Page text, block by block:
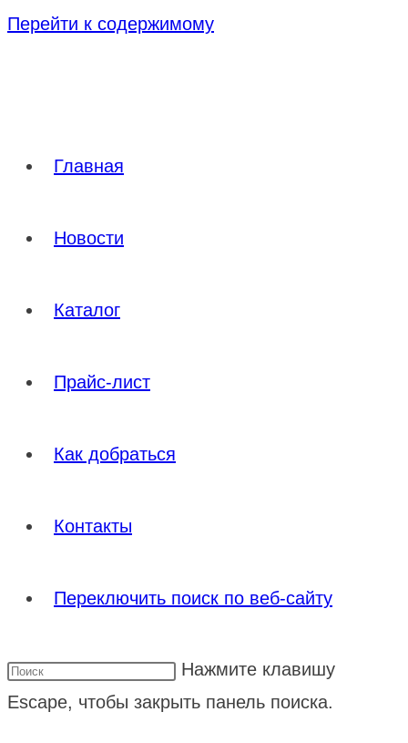
Перейти к содержимому
Главная
Новости
Каталог
Прайс-лист
Как добраться
Контакты
Переключить поиск по веб-сайту
Нажмите клавишу
Escape, чтобы закрыть панель поиска.